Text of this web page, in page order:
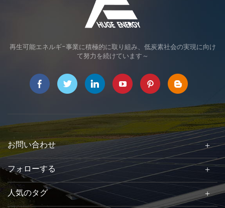
再生可能エネルギ-事業に積極的に取り組み、低炭素社会の実現に向け
て努力を続けています～
お問い合わせ
フォローする
人気のタグ